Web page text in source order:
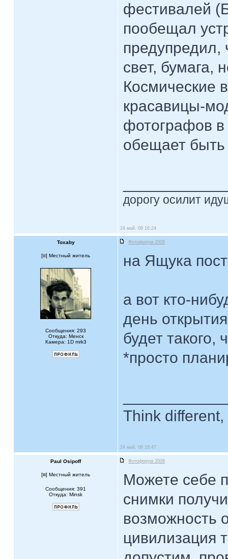
фестивалей
пообещал
предупредил,
свет, бумага,
Космические
красавицы-
фотографов
обещает
дорогу осилит
24 май, 08 16:24
Toxaby Фотофорум 2008
[ ] Местный житель
Сообщения: 293
Откуда: Менск
Камера: 1D mrk3
на Ящука
а вот кто-
день
будет такого,
*просто
Think
24 май, 08 18:47
Paul Osipoff Фотофорум 2008
[ ] Местный житель
Сообщения: 391
Откуда: Minsk
Можете себе
снимки
возможность
цивилизация